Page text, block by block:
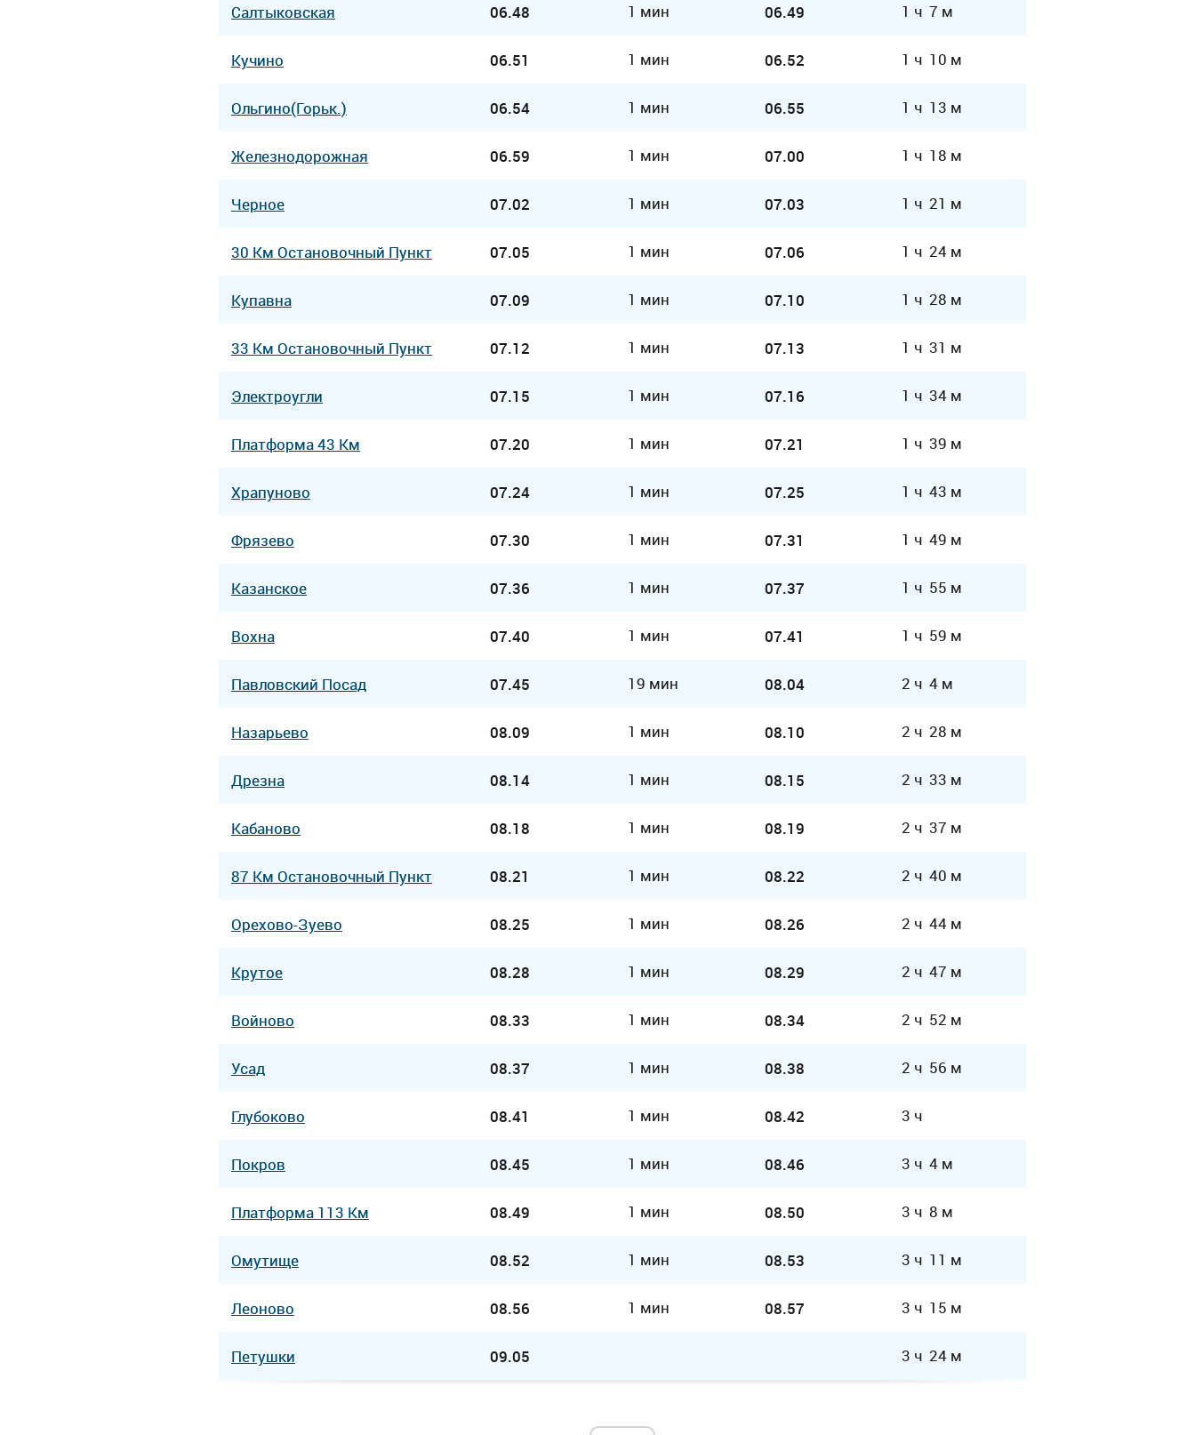
Салтыковская 06.48 1 мин 06.49 1 ч 7 м
Кучино 06.51 1 мин 06.52 1 ч 10 м
Ольгино(Горьк.) 06.54 1 мин 06.55 1 ч 13 м
Железнодорожная 06.59 1 мин 07.00 1 ч 18 м
Черное 07.02 1 мин 07.03 1 ч 21 м
30 Км Остановочный Пункт 07.05 1 мин 07.06 1 ч 24 м
Купавна 07.09 1 мин 07.10 1 ч 28 м
33 Км Остановочный Пункт 07.12 1 мин 07.13 1 ч 31 м
Электроугли 07.15 1 мин 07.16 1 ч 34 м
Платформа 43 Км 07.20 1 мин 07.21 1 ч 39 м
Храпуново 07.24 1 мин 07.25 1 ч 43 м
Фрязево 07.30 1 мин 07.31 1 ч 49 м
Казанское 07.36 1 мин 07.37 1 ч 55 м
Вохна 07.40 1 мин 07.41 1 ч 59 м
Павловский Посад 07.45 19 мин 08.04 2 ч 4 м
Назарьево 08.09 1 мин 08.10 2 ч 28 м
Дрезна 08.14 1 мин 08.15 2 ч 33 м
Кабаново 08.18 1 мин 08.19 2 ч 37 м
87 Км Остановочный Пункт 08.21 1 мин 08.22 2 ч 40 м
Орехово-Зуево 08.25 1 мин 08.26 2 ч 44 м
Крутое 08.28 1 мин 08.29 2 ч 47 м
Войново 08.33 1 мин 08.34 2 ч 52 м
Усад 08.37 1 мин 08.38 2 ч 56 м
Глубоково 08.41 1 мин 08.42 3 ч
Покров 08.45 1 мин 08.46 3 ч 4 м
Платформа 113 Км 08.49 1 мин 08.50 3 ч 8 м
Омутище 08.52 1 мин 08.53 3 ч 11 м
Леоново 08.56 1 мин 08.57 3 ч 15 м
Петушки 09.05 3 ч 24 м